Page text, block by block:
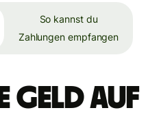
So kannst du
Zahlungen empfangen
Geld auf